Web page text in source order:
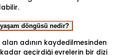
döngüsü nedir?
adının kaydedilmesinden
geçirdiği evrelerin bir dizi